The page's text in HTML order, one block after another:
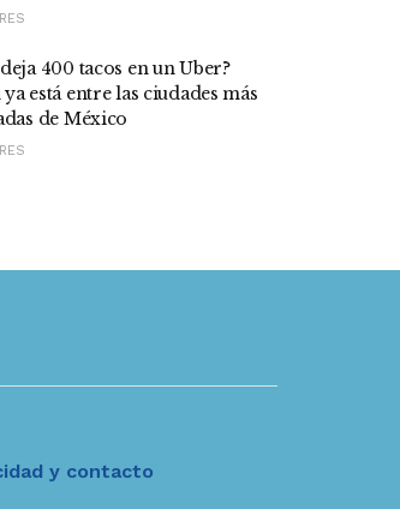
400 tacos en un Uber?
está entre las ciudades más
de México
y contacto